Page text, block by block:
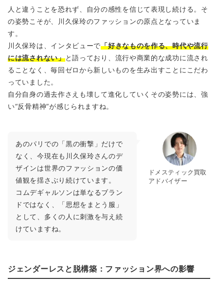
人と違うことを恐れず、自分の感性を信じて表現し続ける。そ
の姿勢こそが、川久保玲のファッションの原点となっていま
す。
川久保玲は、インタビューで「好きなものを作る、時代や流行
には流されない」と語っており、流行や商業的な成功に流され
ることなく、毎回ゼロから新しいものを生み出すことにこだわ
っていました。
自分自身の過去作さえも壊して進化していくその姿勢には、強
い“反骨精神”が感じられますね。
ドメスティック買取
アドバイザー
あのパリでの「黒の衝撃」だけで
なく、今現在も川久保玲さんのデ
ザインは世界のファッションの価
値観を揺さぶり続けています。
コムデギャルソンは単なるブラン
ドではなく、「思想をまとう服」
として、多くの人に刺激を与え続
けていますね。
ジェンダーレスと脱構築：ファッション界への影響